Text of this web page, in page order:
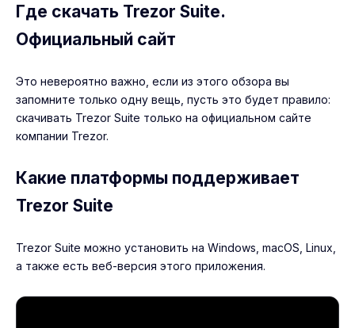
Где скачать Trezor Suite.
Официальный сайт
Это невероятно важно, если из этого обзора вы
запомните только одну вещь, пусть это будет правило:
скачивать Trezor Suite только на официальном сайте
компании Trezor.
Какие платформы поддерживает
Trezor Suite
Trezor Suite можно установить на Windows, macOS, Linux,
а также есть веб-версия этого приложения.